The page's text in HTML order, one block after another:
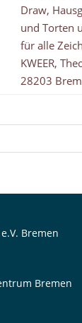
Draw,
und Torten
für alle
KWEER,
28203
Bremen
Bremen